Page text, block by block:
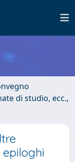
di studio, ecc.,